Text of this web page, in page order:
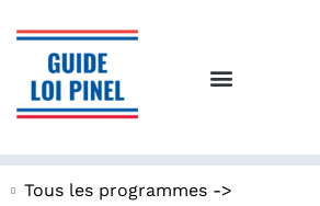
Tous les programmes ->